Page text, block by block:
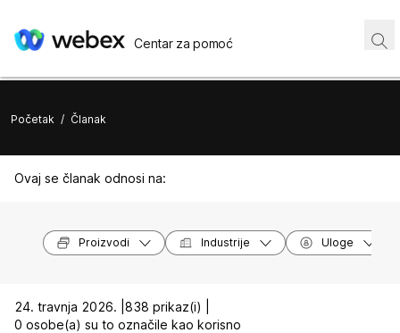
Centar za pomoć
Početak / Članak
Ovaj se članak odnosi na:
Proizvodi Industrije Uloge
24. travnja 2026. | 838 prikaz(i) |
0 osobe(a) su to označile kao korisno